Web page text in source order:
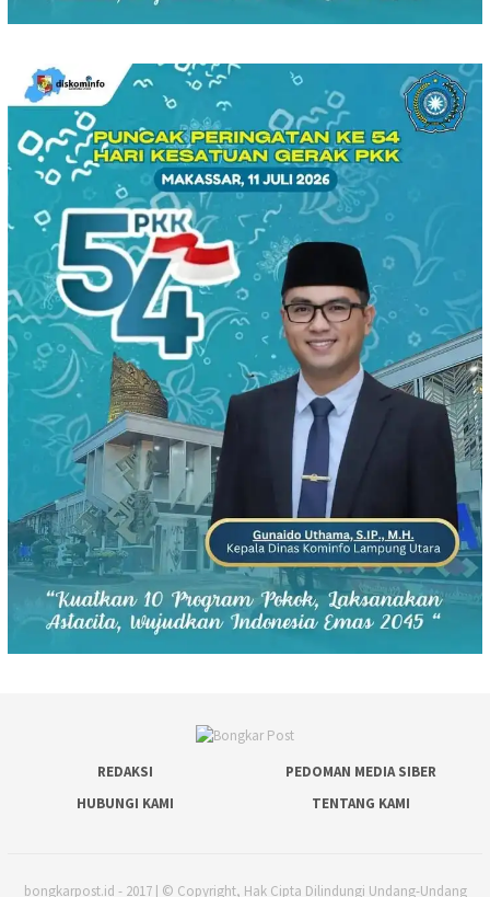
REDAKSI
PEDOMAN MEDIA SIBER
HUBUNGI KAMI
TENTANG KAMI
bongkarpost.id - 2017 | © Copyright, Hak Cipta Dilindungi Undang-Undang